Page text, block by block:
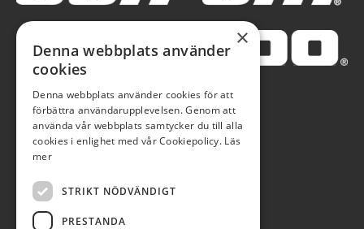
×
Denna webbplats använder
cookies
Denna webbplats använder cookies för att
förbättra användarupplevelsen. Genom att
använda vår webbplats samtycker du till alla
cookies i enlighet med vår Cookiepolicy. Läs
mer
STRIKT NÖDVÄNDIGT
PRESTANDA